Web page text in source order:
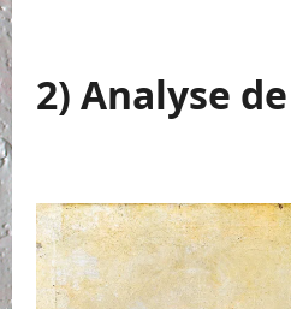
2) Analyse